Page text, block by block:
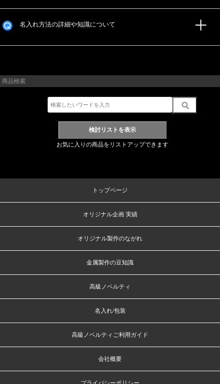
名入れ方法の詳細や知識について
商品検索
お気に入りの商品をリストアップできます
トップページ
オリジナル企画 実績
オリジナル製作のながれ
金属製作の豆知識
高級ノベルティ
名入れ/包装
高級ノベルティご利用ガイド
会社概要